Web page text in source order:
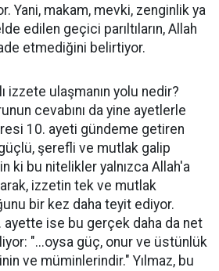
Yani, makam, mevki, zenginlik ya
edilen geçici parıltıların, Allah
etmediğini belirtiyor.
izzete ulaşmanın yolu nedir?
cevabını da yine ayetlerle
10. ayeti gündeme getiren
şerefli ve mutlak galip
ki bu nitelikler yalnızca Allah'a
izzetin tek ve mutlak
bir kez daha teyit ediyor.
ayette ise bu gerçek daha da net
"...oysa güç, onur ve üstünlük
ve müminlerindir." Yılmaz, bu